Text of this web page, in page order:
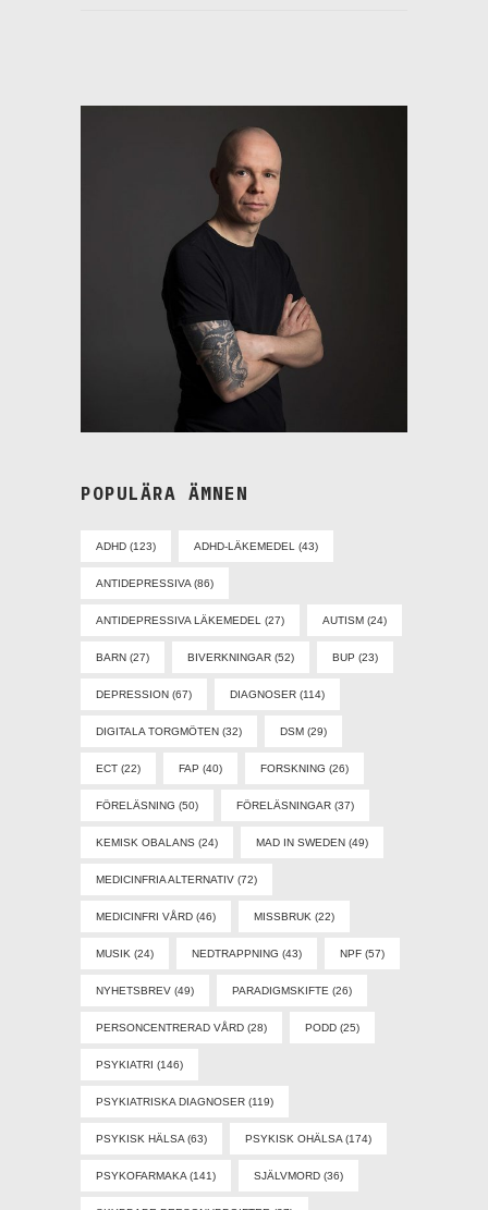
POPULÄRA ÄMNEN
ADHD (123) ADHD-LÄKEMEDEL (43)
ANTIDEPRESSIVA (86)
ANTIDEPRESSIVA LÄKEMEDEL (27) AUTISM (24)
BARN (27) BIVERKNINGAR (52) BUP (23)
DEPRESSION (67) DIAGNOSER (114)
DIGITALA TORGMÖTEN (32) DSM (29)
ECT (22) FAP (40) FORSKNING (26)
FÖRELÄSNING (50) FÖRELÄSNINGAR (37)
KEMISK OBALANS (24) MAD IN SWEDEN (49)
MEDICINFRIA ALTERNATIV (72)
MEDICINFRI VÅRD (46) MISSBRUK (22)
MUSIK (24) NEDTRAPPNING (43) NPF (57)
NYHETSBREV (49) PARADIGMSKIFTE (26)
PERSONCENTRERAD VÅRD (28) PODD (25)
PSYKIATRI (146)
PSYKIATRISKA DIAGNOSER (119)
PSYKISK HÄLSA (63) PSYKISK OHÄLSA (174)
PSYKOFARMAKA (141) SJÄLVMORD (36)